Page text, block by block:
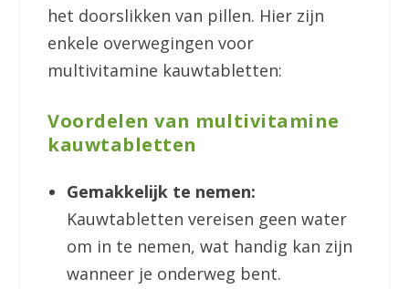
het doorslikken van pillen. Hier zijn
enkele overwegingen voor
multivitamine kauwtabletten:
Voordelen van multivitamine
kauwtabletten
Gemakkelijk te nemen:
Kauwtabletten vereisen geen water
om in te nemen, wat handig kan zijn
wanneer je onderweg bent.